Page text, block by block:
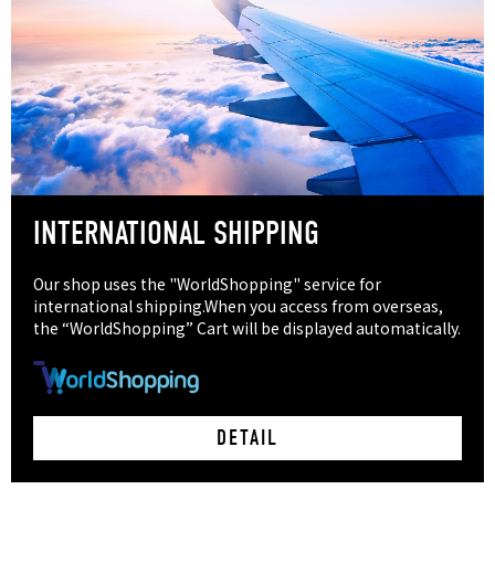
INTERNATIONAL SHIPPING
Our shop uses the "WorldShopping" service for
international shipping.When you access from overseas,
the “WorldShopping” Cart will be displayed automatically.
DETAIL